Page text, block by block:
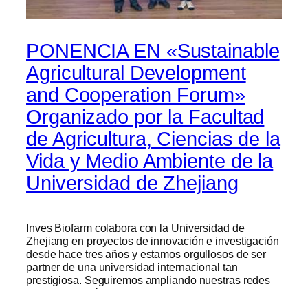
PONENCIA EN «Sustainable
Agricultural Development
and Cooperation Forum»
Organizado por la Facultad
de Agricultura, Ciencias de la
Vida y Medio Ambiente de la
Universidad de Zhejiang
Inves Biofarm colabora con la Universidad de
Zhejiang en proyectos de innovación e investigación
desde hace tres años y estamos orgullosos de ser
partner de una universidad internacional tan
prestigiosa. Seguiremos ampliando nuestras redes